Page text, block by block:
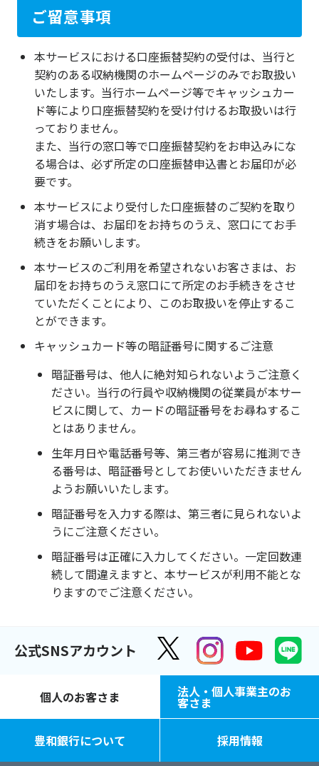
ご留意事項
本サービスにおける口座振替契約の受付は、当行と
契約のある収納機関のホームページのみでお取扱い
いたします。当行ホームページ等でキャッシュカー
ド等により口座振替契約を受け付けるお取扱いは行
っておりません。
また、当行の窓口等で口座振替契約をお申込みにな
る場合は、必ず所定の口座振替申込書とお届印が必
要です。
本サービスにより受付した口座振替のご契約を取り
消す場合は、お届印をお持ちのうえ、窓口にてお手
続きをお願いします。
本サービスのご利用を希望されないお客さまは、お
届印をお持ちのうえ窓口にて所定のお手続きをさせ
ていただくことにより、このお取扱いを停止するこ
とができます。
キャッシュカード等の暗証番号に関するご注意
暗証番号は、他人に絶対知られないようご注意く
ださい。当行の行員や収納機関の従業員が本サー
ビスに関して、カードの暗証番号をお尋ねするこ
とはありません。
生年月日や電話番号等、第三者が容易に推測でき
る番号は、暗証番号としてお使いいただきません
ようお願いいたします。
暗証番号を入力する際は、第三者に見られないよ
うにご注意ください。
暗証番号は正確に入力してください。一定回数連
続して間違えますと、本サービスが利用不能とな
りますのでご注意ください。
公式SNSアカウント
個人のお客さま 法人・個人事業主のお
客さま
豊和銀行について 採用情報